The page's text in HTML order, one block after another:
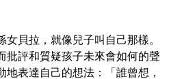
貝拉，就像兒子叫自己那樣。
批評和質疑孩子未來會如何的聲
表達自己的想法：「誰曾想，